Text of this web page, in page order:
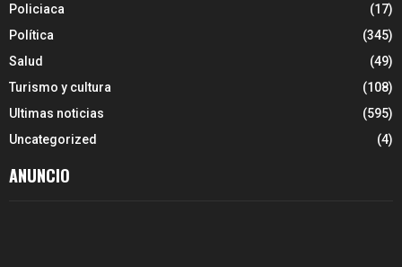
Policiaca
(17)
Política
(345)
Salud
(49)
Turismo y cultura
(108)
Ultimas noticias
(595)
Uncategorized
(4)
ANUNCIO